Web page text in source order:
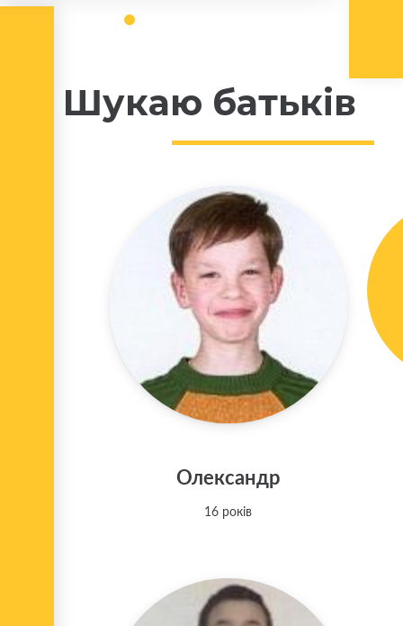
Шукаю батьків
Олександр
16 років